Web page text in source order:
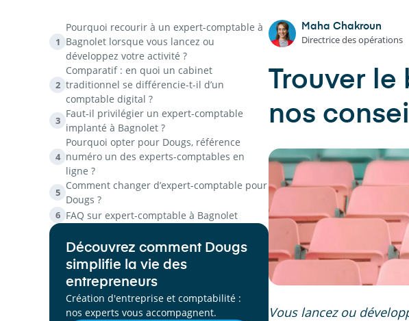
1
Pourquoi recourir à un expert-comptable à
Bagnolet lorsque vous lancez ou
développez votre activité ?
2
Comparatif : en quoi un cabinet
traditionnel se différencie-t-il d’un
comptable digital ?
3
Faut-il privilégier un expert-comptable
implanté à Bagnolet ?
4
Pourquoi opter pour Dougs, référence
numéro un des experts-comptables en
ligne ?
5
Comment changer d’expert-comptable pour
Dougs ?
6 FAQ sur expert-comptable à Bagnolet
Découvrez comment Dougs
simplifie la vie des
entrepreneurs
Création d'entreprise et comptabilité :
nos experts vous accompagnent.
Maha Chakroun
Directrice des opérations
Trouver
nos
Vous lancez ou